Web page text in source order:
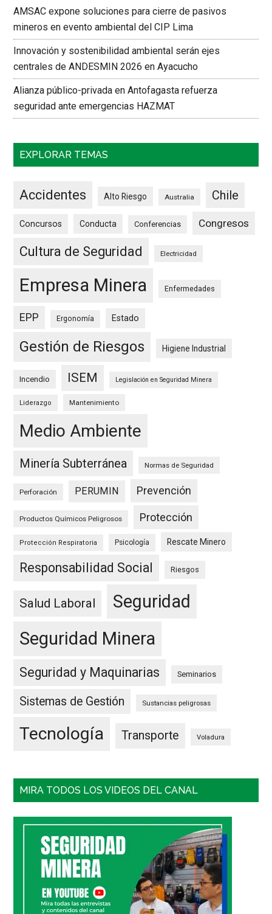
AMSAC expone soluciones para cierre de pasivos
mineros en evento ambiental del CIP Lima
Innovación y sostenibilidad ambiental serán ejes
centrales de ANDESMIN 2026 en Ayacucho
Alianza público-privada en Antofagasta refuerza
seguridad ante emergencias HAZMAT
EXPLORAR TEMAS
Accidentes Alto Riesgo Australia Chile
Concursos Conducta Conferencias Congresos
Cultura de Seguridad Electricidad
Empresa Minera Enfermedades
EPP Ergonomía Estado
Gestión de Riesgos Higiene Industrial
Incendio ISEM Legislación en Seguridad Minera
Liderazgo Mantenimiento
Medio Ambiente
Minería Subterránea Normas de Seguridad
Perforación PERUMIN Prevención
Productos Químicos Peligrosos Protección
Protección Respiratoria Psicología Rescate Minero
Responsabilidad Social Riesgos
Salud Laboral
Seguridad
Seguridad Minera
Seguridad y Maquinarias Seminarios
Sistemas de Gestión Sustancias peligrosas
Tecnología Transporte Voladura
MIRA TODOS LOS VIDEOS DEL CANAL